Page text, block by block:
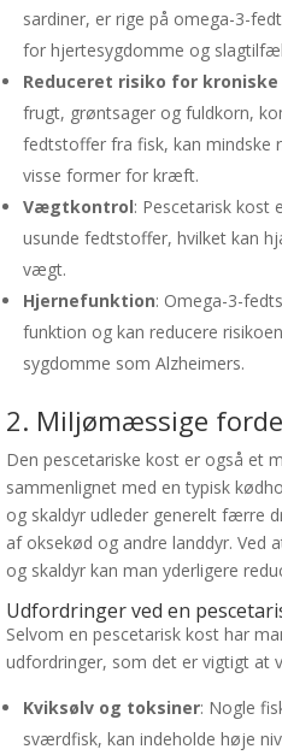
sardiner, er rige på omega-3-
for hjertesygdomme og
Reduceret risiko for
frugt, grøntsager og fuldkorn,
fedtstoffer fra fisk, kan mindske
visse former for kræft.
Vægtkontrol: Pescetarisk kost
usunde fedtstoffer, hvilket kan
vægt.
Hjernefunktion: Omega-3-
funktion og kan reducere
sygdomme som Alzheimers.
2. Miljømæssige
Den pescetariske kost er også et
sammenlignet med en typisk
og skaldyr udleder generelt færre
af oksekød og andre landdyr.
og skaldyr kan man yderligere
Udfordringer ved en
Selvom en pescetarisk kost har
udfordringer, som det er vigtigt
Kviksølv og toksiner: Nogle
sværdfisk, kan indeholde høje